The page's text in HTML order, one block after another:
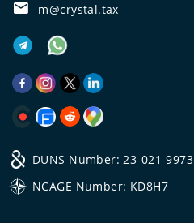
m@crystal.tax
DUNS Number: 23-021-9973
NCAGE Number: KD8H7